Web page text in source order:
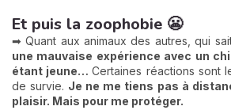
Et puis la zoophobie 😬
➡ Quant aux animaux des autres, qui
une mauvaise expérience avec un
étant jeune…Certaines réactions sont
de survie. Je ne me tiens pas à
plaisir. Mais pour me protéger.